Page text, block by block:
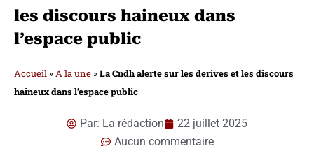
les discours haineux dans
l’espace public
Accueil »A la une »La Cndh alerte sur les derives et les discours
haineux dans l’espace public
Par: La rédaction
22 juillet 2025
Aucun commentaire